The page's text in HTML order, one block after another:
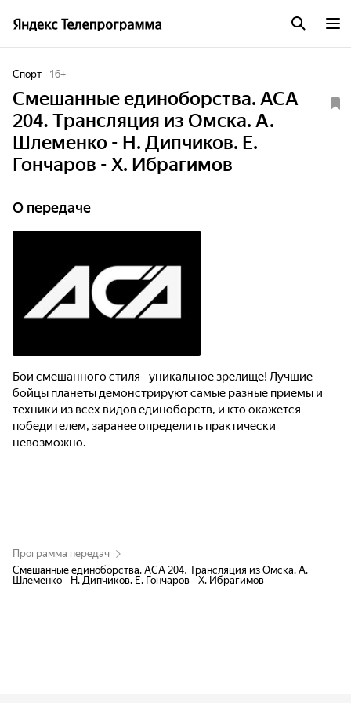
Спорт 16+
Смешанные единоборства. ACA
204. Трансляция из Омска. А.
Шлеменко - Н. Дипчиков. Е.
Гончаров - Х. Ибрагимов
О передаче
Бои смешанного стиля - уникальное зрелище! Лучшие
бойцы планеты демонстрируют самые разные приемы и
техники из всех видов единоборств, и кто окажется
победителем, заранее определить практически
невозможно.
Программа передач
Смешанные единоборства. ACA 204. Трансляция из Омска. А.
Шлеменко - Н. Дипчиков. Е. Гончаров - Х. Ибрагимов